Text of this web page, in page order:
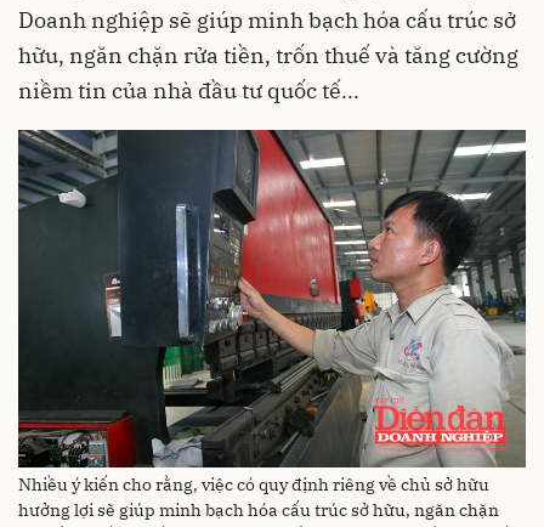
Doanh nghiệp sẽ giúp minh bạch hóa cấu trúc sở
hữu, ngăn chặn rửa tiền, trốn thuế và tăng cường
niềm tin của nhà đầu tư quốc tế...
Nhiều ý kiến cho rằng, việc có quy định riêng về chủ sở hữu
hưởng lợi sẽ giúp minh bạch hóa cấu trúc sở hữu, ngăn chặn